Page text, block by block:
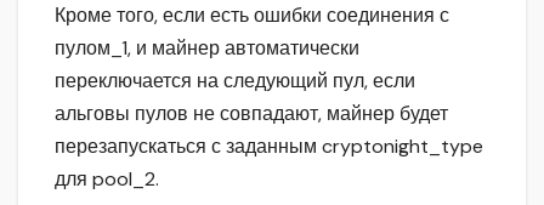
Кроме того, если есть ошибки соединения с
пулом_1, и майнер автоматически
переключается на следующий пул, если
альговы пулов не совпадают, майнер будет
перезапускаться с заданным cryptonight_type
для pool_2.